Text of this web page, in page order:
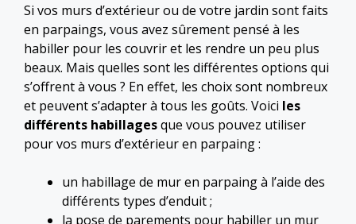
Si vos murs d’extérieur ou de votre jardin sont faits
en parpaings, vous avez sûrement pensé à les
habiller pour les couvrir et les rendre un peu plus
beaux. Mais quelles sont les différentes options qui
s’offrent à vous ? En effet, les choix sont nombreux
et peuvent s’adapter à tous les goûts. Voici les
différents habillagesque vous pouvez utiliser
pour vos murs d’extérieur en parpaing :
un habillage de mur en parpaing à l’aide des
différents types d’enduit ;
la pose de parements pour habiller un mur